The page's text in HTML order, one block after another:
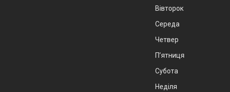
Вівторок
Середа
Четвер
Пʼятниця
Субота
Неділя